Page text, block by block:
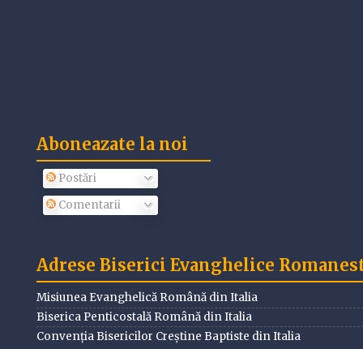
Aboneazate la noi
Postări
Comentarii
Adrese Biserici Evanghelice
Misiunea Evanghelică Română din Italia
Biserica Penticostală Română din Italia
Convenția Bisericilor Creștine Baptiste din Italia